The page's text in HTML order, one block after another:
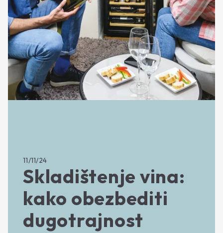
11/11/24
Skladištenje vina:
kako obezbediti
dugotrajnost